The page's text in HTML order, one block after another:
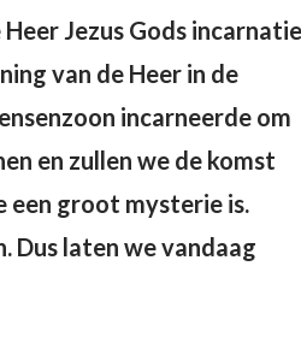
Jezus Gods incarnatie
van de Heer in de
incarneerde om
en zullen we de komst
een groot mysterie is.
Dus laten we vandaag